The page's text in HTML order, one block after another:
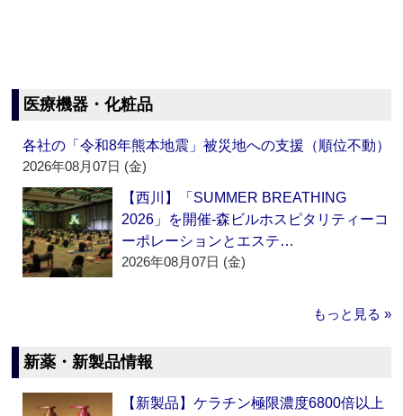
医療機器・化粧品
各社の「令和8年熊本地震」被災地への支援（順位不動）
2026年08月07日 (金)
【西川】「SUMMER BREATHING
2026」を開催‐森ビルホスピタリティーコ
ーポレーションとエステ…
2026年08月07日 (金)
もっと見る »
新薬・新製品情報
【新製品】ケラチン極限濃度6800倍以上